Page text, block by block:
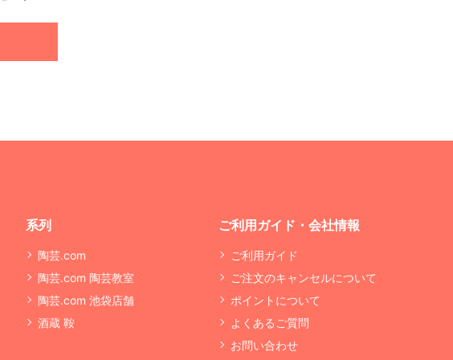
系列
陶芸.com
陶芸.com 陶芸教室
陶芸.com 池袋店舗
酒蔵 鞍
ご利用ガイド・会社情報
ご利用ガイド
ご注文のキャンセルについて
ポイントについて
よくあるご質問
お問い合わせ